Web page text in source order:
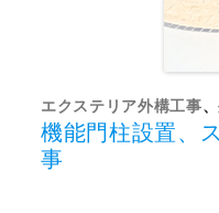
エクステリア外構工事、
機能門柱設置、
事